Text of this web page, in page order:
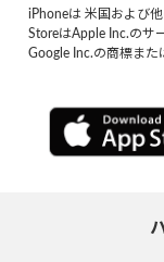
iPhoneは 米国および
StoreはApple Inc.のサ
Google Inc.の商標また